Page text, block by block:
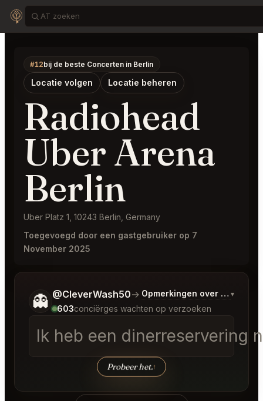
#12bij de beste Concerten in Berlin
Locatie volgen Locatie beheren
Radiohead
Uber Arena
Berlin
Uber Platz 1, 10243 Berlin, Germany
Toegevoegd door een gastgebruiker op 7
November 2025
👻 @CleverWash50→ Opmerkingen over Laatste
▾
603conciërges wachten op verzoeken
Ik heb een dinerreservering
Probeer het.↑
Vertel me wat je wilt.